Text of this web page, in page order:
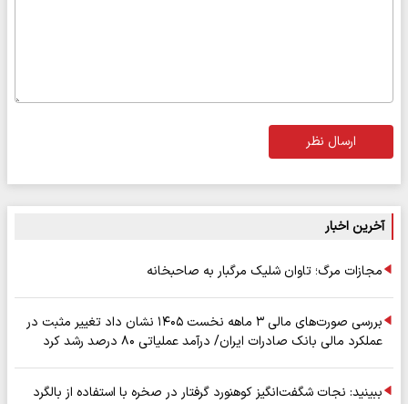
ارسال نظر
آخرین اخبار
مجازات مرگ؛ تاوان شلیک مرگبار به صاحبخانه
بررسی صورت‌های مالی ۳ ماهه نخست ۱۴۰۵ نشان داد تغییر مثبت در
عملکرد مالی بانک صادرات ایران/ درآمد عملیاتی ۸۰ درصد رشد کرد
ببینید: نجات شگفت‌انگیز کوهنورد گرفتار در صخره با استفاده از بالگرد